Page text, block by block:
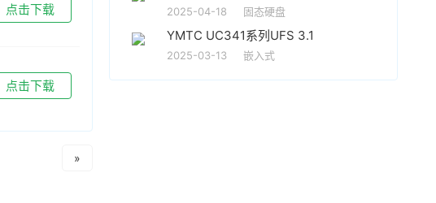
点击下载
点击下载
»
2025-04-18 固态硬盘
YMTC UC341系列UFS 3.1
2025-03-13 嵌入式